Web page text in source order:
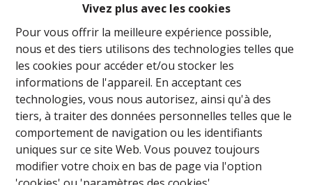
Vivez plus avec les cookies
Pour vous offrir la meilleure expérience possible,
nous et des tiers utilisons des technologies telles que
les cookies pour accéder et/ou stocker les
informations de l'appareil. En acceptant ces
technologies, vous nous autorisez, ainsi qu'à des
tiers, à traiter des données personnelles telles que le
comportement de navigation ou les identifiants
uniques sur ce site Web. Vous pouvez toujours
modifier votre choix en bas de page via l'option
Demande d'informations
4615 m²
Projet de construction Immeubles 13 appartements +